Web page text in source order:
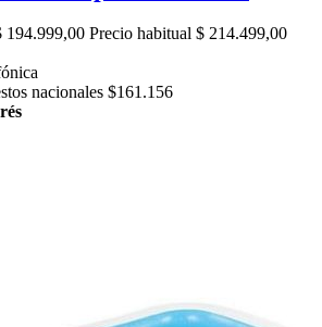
194.999,00 Precio habitual $ 214.499,00
nacionales $161.156